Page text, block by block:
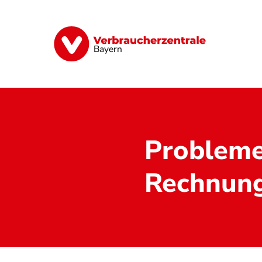
Bayern
Finanzen Digitales Lebensmittel